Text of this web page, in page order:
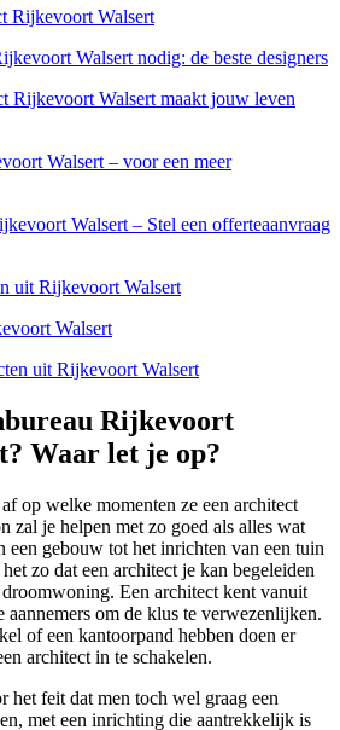
Rijkevoort Walsert
Walsert nodig: de beste designers
Rijkevoort Walsert maakt jouw leven
Walsert – voor een meer
Walsert – Stel een offerteaanvraag
uit Rijkevoort Walsert
Walsert
uit Rijkevoort Walsert
Rijkevoort
Waar let je op?
op welke momenten ze een architect
zal je helpen met zo goed als alles wat
een gebouw tot het inrichten van een tuin
zo dat een architect je kan begeleiden
Een architect kent vanuit
om de klus te verwezenlijken.
of een kantoorpand hebben doen er
architect in te schakelen.
het feit dat men toch wel graag een
met een inrichting die aantrekkelijk is